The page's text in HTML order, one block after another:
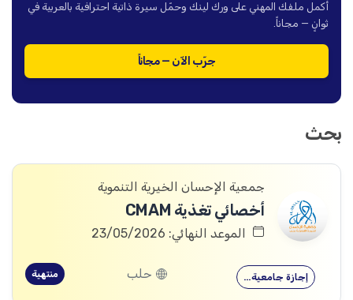
أكمل ملفك المهني على ورك لينك وحمّل سيرة ذاتية احترافية بالعربية في
ثوانٍ — مجاناً.
جرّب الآن — مجاناً
بحث
جمعية الإحسان الخيرية التنموية
أخصائي تغذية CMAM
الموعد النهائي: 23/05/2026
إجازة جامعية… حلب منتهية